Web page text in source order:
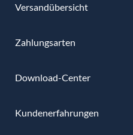
Versandübersicht
Zahlungsarten
Download-Center
Kundenerfahrungen